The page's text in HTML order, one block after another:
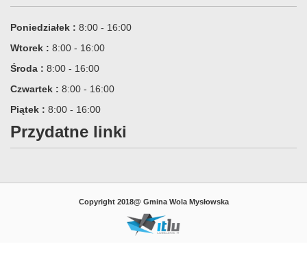
Poniedziałek : 8:00 - 16:00
Wtorek : 8:00 - 16:00
Środa : 8:00 - 16:00
Czwartek : 8:00 - 16:00
Piątek : 8:00 - 16:00
Przydatne linki
Copyright 2018@ Gmina Wola Mysłowska